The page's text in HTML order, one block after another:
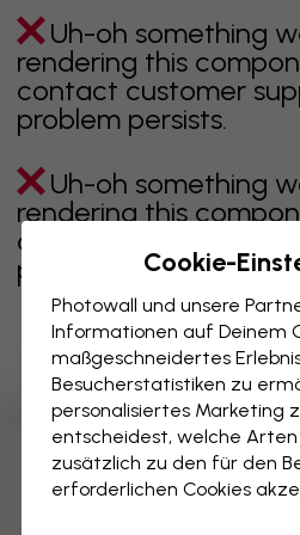
Uh-oh something
rendering this
contact customer
problem persists.
Uh-oh something
rendering this
contact customer
problem persists.
Zeigt Seite 1
Weitere Kategorien
Cookie-
Photowall und unsere
Informationen auf Deinem
maßgeschneidertes
Besucherstatistiken zu
personalisiertes Marketing
entscheidest, welche Arten
zusätzlich zu den für den
erforderlichen Cookies